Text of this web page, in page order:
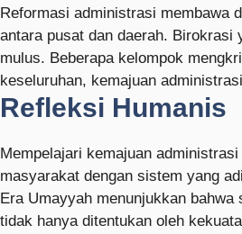
Reformasi administrasi membawa
antara pusat dan daerah. Birokrasi
mulus. Beberapa kelompok
keseluruhan, kemajuan
Refleksi Humanis
Mempelajari kemajuan
masyarakat dengan sistem yang
Era Umayyah menunjukkan
tidak hanya ditentukan oleh